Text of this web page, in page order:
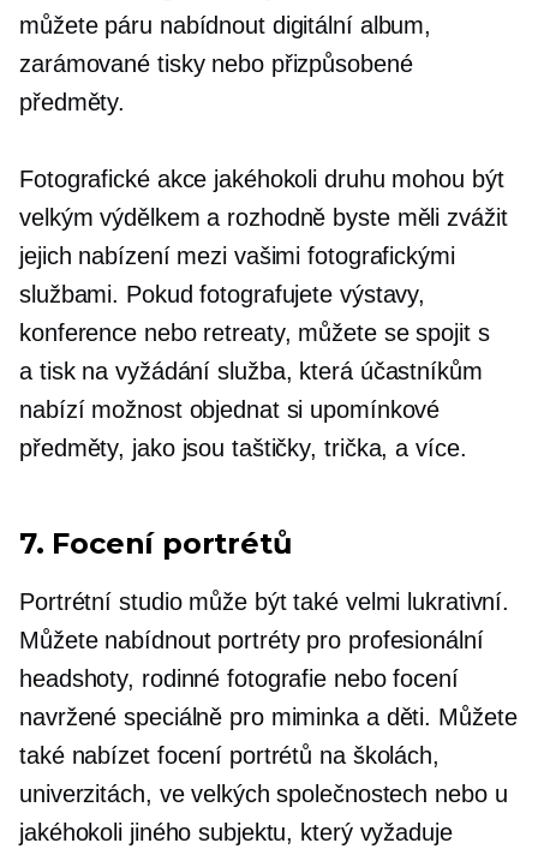
můžete páru nabídnout digitální album,
zarámované tisky nebo přizpůsobené
předměty.
Fotografické akce jakéhokoli druhu mohou být
velkým výdělkem a rozhodně byste měli zvážit
jejich nabízení mezi vašimi fotografickými
službami. Pokud fotografujete výstavy,
konference nebo retreaty, můžete se spojit s
a tisk na vyžádání služba, která účastníkům
nabízí možnost objednat si upomínkové
předměty, jako jsou taštičky, trička, a více.
7. Focení portrétů
Portrétní studio může být také velmi lukrativní.
Můžete nabídnout portréty pro profesionální
headshoty, rodinné fotografie nebo focení
navržené speciálně pro miminka a děti. Můžete
také nabízet focení portrétů na školách,
univerzitách, ve velkých společnostech nebo u
jakéhokoli jiného subjektu, který vyžaduje